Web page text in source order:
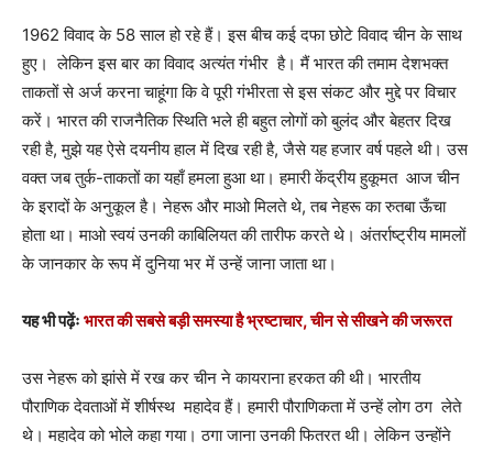
1962 विवाद के 58 साल हो रहे हैं। इस बीच कई दफा छोटे विवाद चीन के साथ
हुए। लेकिन इस बार का विवाद अत्यंत गंभीर है। मैं भारत की तमाम देशभक्त
ताकतों से अर्ज करना चाहूंगा कि वे पूरी गंभीरता से इस संकट और मुद्दे पर विचार
करें। भारत की राजनैतिक स्थिति भले ही बहुत लोगों को बुलंद और बेहतर दिख
रही है, मुझे यह ऐसे दयनीय हाल में दिख रही है, जैसे यह हजार वर्ष पहले थी। उस
वक्त जब तुर्क-ताकतों का यहाँ हमला हुआ था। हमारी केंद्रीय हुकूमत आज चीन
के इरादों के अनुकूल है। नेहरू और माओ मिलते थे, तब नेहरू का रुतबा ऊँचा
होता था। माओ स्वयं उनकी काबिलियत की तारीफ करते थे। अंतर्राष्ट्रीय मामलों
के जानकार के रूप में दुनिया भर में उन्हें जाना जाता था।
यह भी पढ़ेंः भारत की सबसे बड़ी समस्या है भ्रष्टाचार, चीन से सीखने की जरूरत
उस नेहरू को झांसे में रख कर चीन ने कायराना हरकत की थी। भारतीय
पौराणिक देवताओं में शीर्षस्थ महादेव हैं। हमारी पौराणिकता में उन्हें लोग ठग लेते
थे। महादेव को भोले कहा गया। ठगा जाना उनकी फितरत थी। लेकिन उन्होंने